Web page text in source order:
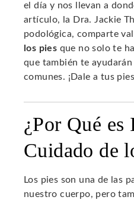
el día y nos llevan a
artículo, la Dra. Jackie
podológica, comparte
los pies que no solo te
que también te
comunes. ¡Dale a tus
¿Por Qué es
Cuidado de
Los pies son una de las
nuestro cuerpo, pero